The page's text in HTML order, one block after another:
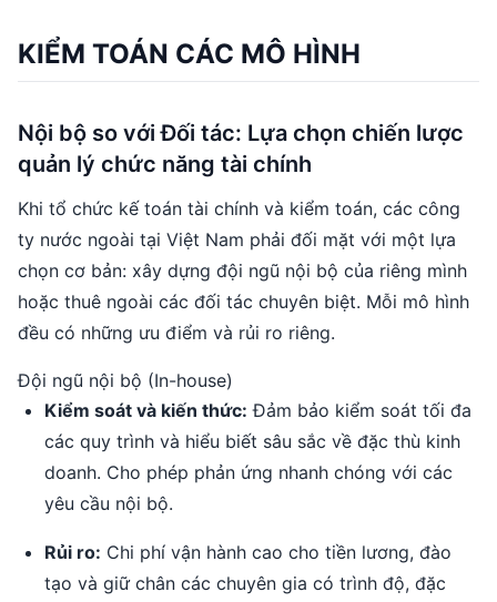
KIỂM TOÁN CÁC MÔ HÌNH
Nội bộ so với Đối tác: Lựa chọn chiến lược
quản lý chức năng tài chính
Khi tổ chức kế toán tài chính và kiểm toán, các công
ty nước ngoài tại Việt Nam phải đối mặt với một lựa
chọn cơ bản: xây dựng đội ngũ nội bộ của riêng mình
hoặc thuê ngoài các đối tác chuyên biệt. Mỗi mô hình
đều có những ưu điểm và rủi ro riêng.
Đội ngũ nội bộ (In-house)
Kiểm soát và kiến thức: Đảm bảo kiểm soát tối đa
các quy trình và hiểu biết sâu sắc về đặc thù kinh
doanh. Cho phép phản ứng nhanh chóng với các
yêu cầu nội bộ.
Rủi ro: Chi phí vận hành cao cho tiền lương, đào
tạo và giữ chân các chuyên gia có trình độ, đặc